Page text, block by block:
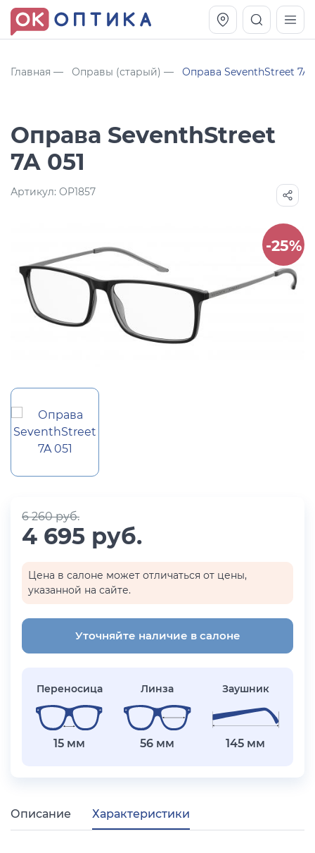
Главная Оправы (старый) Оправа SeventhStreet 7A
Оправа SeventhStreet
7A 051
Артикул: OP1857
-25%
6 260 руб.
4 695 руб.
Цена в салоне может отличаться от цены,
указанной на сайте.
Уточняйте наличие в салоне
Переносица
15 мм
Линза
56 мм
Заушник
145 мм
Описание Характеристики
11 991
Оправа Vogue OVO 4025
8 270